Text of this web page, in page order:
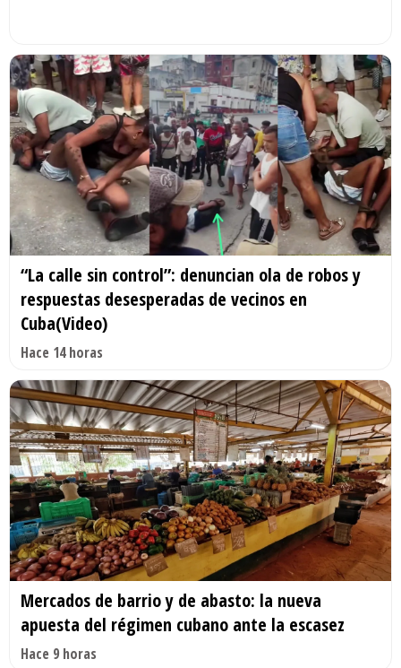
“La calle sin control”: denuncian ola de robos y
respuestas desesperadas de vecinos en
Cuba(Video)
Hace 14 horas
Mercados de barrio y de abasto: la nueva
apuesta del régimen cubano ante la escasez
Hace 9 horas